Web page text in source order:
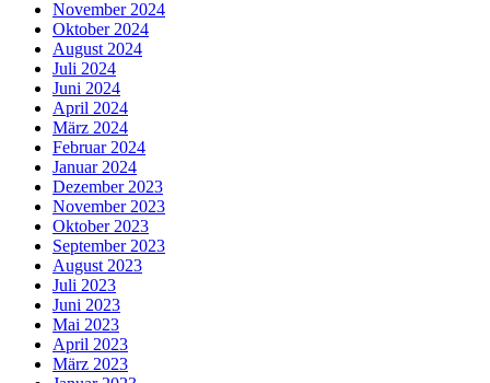
November 2024
Oktober 2024
August 2024
Juli 2024
Juni 2024
April 2024
März 2024
Februar 2024
Januar 2024
Dezember 2023
November 2023
Oktober 2023
September 2023
August 2023
Juli 2023
Juni 2023
Mai 2023
April 2023
März 2023